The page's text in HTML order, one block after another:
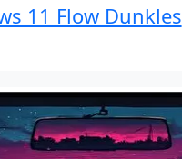
11 Flow Dunkles